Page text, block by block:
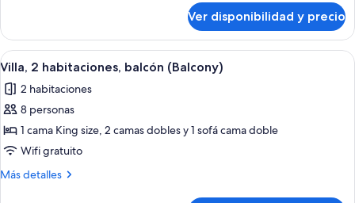
(Balcony)
2
habitaciones,
balcón
Ver disponibilidad y precio
Ver
todas
las
fotos
de
Villa,
2
Habitación de hotel con una mesa
6
Villa, 2 habitaciones, balcón (Balcony)
2 habitaciones
8 personas
1 cama King size, 2 camas dobles y 1 sofá cama doble
Wifi gratuito
Más detalles
Más